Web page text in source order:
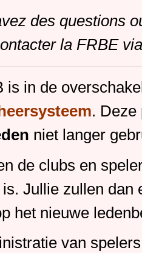
des questions
la FRBE
is in de
. Deze
niet langer
de clubs en
Jullie zullen dan
het nieuwe
van